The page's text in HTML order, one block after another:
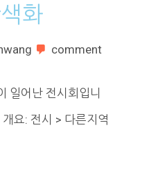
화
comment
일어난 전시회입니
요: 전시 > 다른지역